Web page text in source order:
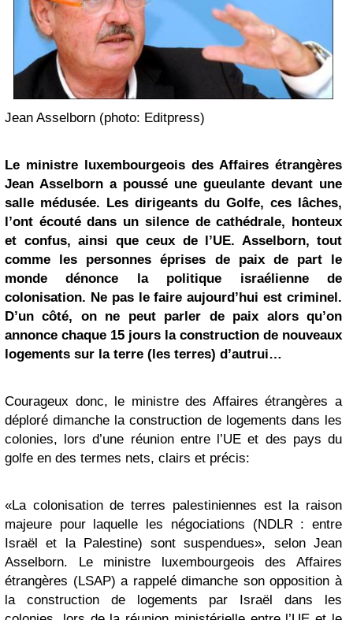
Jean Asselborn (photo: Editpress)
Le ministre luxembourgeois des Affaires étrangères
Jean Asselborn a poussé une gueulante devant une
salle médusée. Les dirigeants du Golfe, ces lâches,
l’ont écouté dans un silence de cathédrale, honteux
et confus, ainsi que ceux de l’UE. Asselborn, tout
comme les personnes éprises de paix de part le
monde dénonce la politique israélienne de
colonisation. Ne pas le faire aujourd’hui est criminel.
D’un côté, on ne peut parler de paix alors qu’on
annonce chaque 15 jours la construction de nouveaux
logements sur la terre (les terres) d’autrui…
Courageux donc, le ministre des Affaires étrangères a
déploré dimanche la construction de logements dans les
colonies, lors d’une réunion entre l’UE et des pays du
golfe en des termes nets, clairs et précis:
«La colonisation de terres palestiniennes est la raison
majeure pour laquelle les négociations (NDLR : entre
Israël et la Palestine) sont suspendues», selon Jean
Asselborn. Le ministre luxembourgeois des Affaires
étrangères (LSAP) a rappelé dimanche son opposition à
la construction de logements par Israël dans les